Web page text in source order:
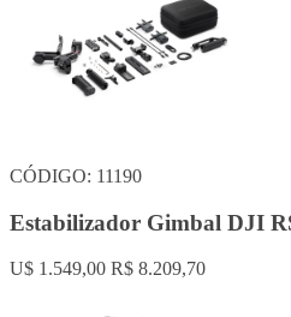
CÓDIGO: 11190
Estabilizador Gimbal DJI
U$ 1.549,00 R$ 8.209,70